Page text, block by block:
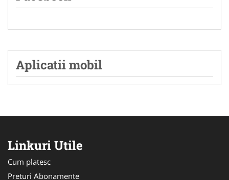
Aplicatii mobil
Linkuri Utile
Cum platesc
Preturi Abonamente